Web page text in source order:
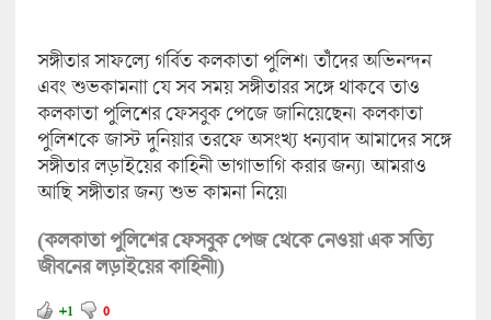
সঙ্গীতার সাফল্যে গর্বিত কলকাতা পুলিশ। তাঁঁদের অভিনন্দন
এবং শুভকামনাা যে সব সময় সঙ্গীতারর সঙ্গে থাকবে তাও
কলকাতা পুলিশের ফেসবুক পেজে জানিয়েছেন। কলকাতা
পুলিশকে জাস্ট দুনিয়ার তরফে অসংখ্য ধন্যবাদ আমাদের সঙ্গে
সঙ্গীতার লড়াইয়ের কাহিনী ভাগাভাগি করার জন্য। আমরাও
আছি সঙ্গীতার জন্য শুভ কামনা নিয়ে।
(কলকাতা পুলিশের ফেসবুক পেজ থেকে নেওয়া এক সত্যি
জীবনের লড়াইয়ের কাহিনী।)
+1 0